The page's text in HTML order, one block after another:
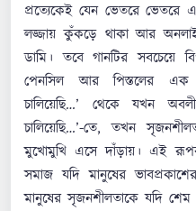
প্রত্যেকেই যেন ভেতরে ভেতরে
লজ্জায় কুঁকড়ে থাকা আর
ডামি। তবে গানটির সবচেয়ে
পেনসিল আর পিস্তলের এক
চালিয়েছি…’ থেকে যখন
চালিয়েছি…’-তে, তখন
মুখোমুখি এসে দাঁড়ায়। এই
সমাজ যদি মানুষের
মানুষের সৃজনশীলতাকে যদি